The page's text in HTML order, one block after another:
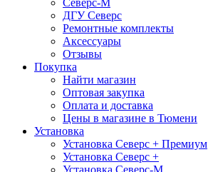
Северс-М
ДГУ Северс
Ремонтные комплекты
Аксессуары
Отзывы
Покупка
Найти магазин
Оптовая закупка
Оплата и доставка
Цены в магазине в Тюмени
Установка
Установка Северс + Премиум
Установка Северс +
Установка Северс-М